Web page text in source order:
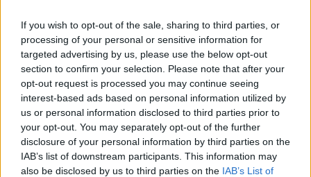
If you wish to opt-out of the sale, sharing to third parties, or
processing of your personal or sensitive information for
targeted advertising by us, please use the below opt-out
section to confirm your selection. Please note that after your
opt-out request is processed you may continue seeing
interest-based ads based on personal information utilized by
us or personal information disclosed to third parties prior to
your opt-out. You may separately opt-out of the further
disclosure of your personal information by third parties on the
IAB’s list of downstream participants. This information may
also be disclosed by us to third parties on the IAB’s List of
Το νέο διοικητικό συμβούλιο και η επιστημονική
επιτροπή του ΕΟΔΥ